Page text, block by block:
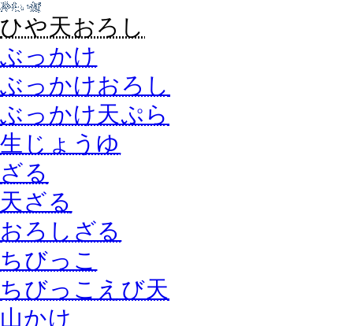
ひや天おろし
ぶっかけ
ぶっかけおろし
ぶっかけ天ぷら
生じょうゆ
ざる
天ざる
おろしざる
ちびっこ
ちびっこえび天
山かけ